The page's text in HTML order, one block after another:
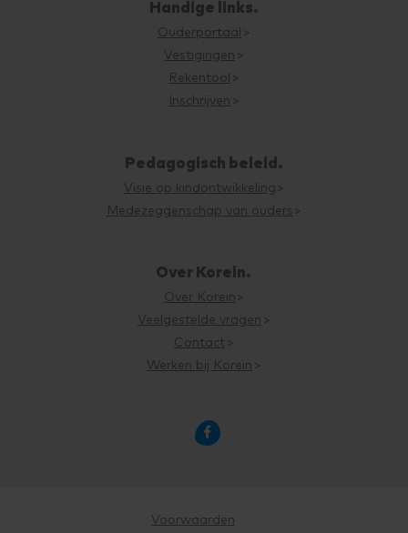
Handige links.
Ouderportaal
Vestigingen
Rekentool
Inschrijven
Pedagogisch beleid.
Visie op kindontwikkeling
Medezeggenschap van ouders
Over Korein.
Over Korein
Veelgestelde vragen
Contact
Werken bij Korein
Voorwaarden
